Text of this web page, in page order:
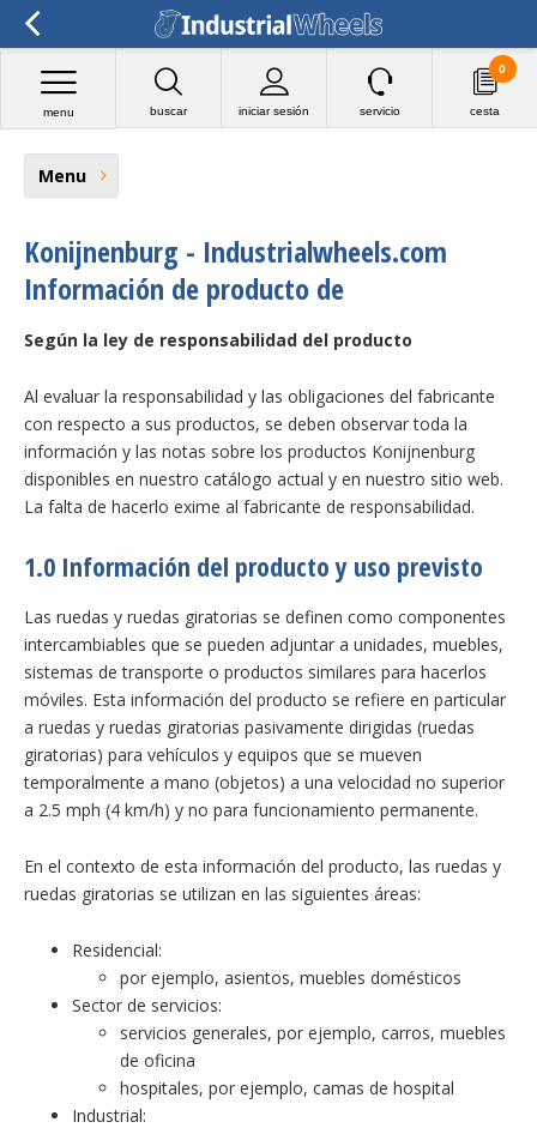
buscar iniciar sesión
menu servicio cesta
0
Menu
Konijnenburg - Industrialwheels.com
Información de producto de
Según la ley de responsabilidad del producto
Al evaluar la responsabilidad y las obligaciones del fabricante
con respecto a sus productos, se deben observar toda la
información y las notas sobre los productos Konijnenburg
disponibles en nuestro catálogo actual y en nuestro sitio web.
La falta de hacerlo exime al fabricante de responsabilidad.
1.0 Información del producto y uso previsto
Las ruedas y ruedas giratorias se definen como componentes
intercambiables que se pueden adjuntar a unidades, muebles,
sistemas de transporte o productos similares para hacerlos
móviles. Esta información del producto se refiere en particular
a ruedas y ruedas giratorias pasivamente dirigidas (ruedas
giratorias) para vehículos y equipos que se mueven
temporalmente a mano (objetos) a una velocidad no superior
a 2.5 mph (4 km/h) y no para funcionamiento permanente.
En el contexto de esta información del producto, las ruedas y
ruedas giratorias se utilizan en las siguientes áreas:
Residencial:
por ejemplo, asientos, muebles domésticos
Sector de servicios:
servicios generales, por ejemplo, carros, muebles
de oficina
hospitales, por ejemplo, camas de hospital
Industrial: